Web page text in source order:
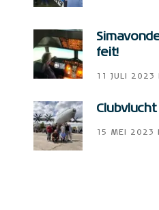
feit!
11 JULI 2023
15 MEI 2023